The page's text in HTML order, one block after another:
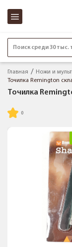
Поиск среди 30 тыс.
Главная Ножи и
Точилка Remington
Точилка